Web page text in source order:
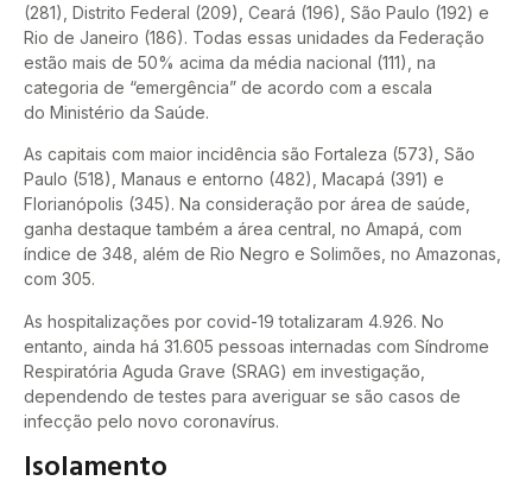
(281), Distrito Federal (209), Ceará (196), São Paulo (192) e
Rio de Janeiro (186). Todas essas unidades da Federação
estão mais de 50% acima da média nacional (111), na
categoria de “emergência” de acordo com a escala
do Ministério da Saúde.
As capitais com maior incidência são Fortaleza (573), São
Paulo (518), Manaus e entorno (482), Macapá (391) e
Florianópolis (345). Na consideração por área de saúde,
ganha destaque também a área central, no Amapá, com
índice de 348, além de Rio Negro e Solimões, no Amazonas,
com 305.
As hospitalizações por covid-19 totalizaram 4.926. No
entanto, ainda há 31.605 pessoas internadas com Síndrome
Respiratória Aguda Grave (SRAG) em investigação,
dependendo de testes para averiguar se são casos de
infecção pelo novo coronavírus.
Isolamento